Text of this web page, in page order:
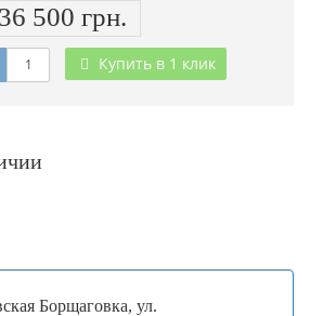
36 500 грн.
Купить в 1 клик
Борщаговка, ул.